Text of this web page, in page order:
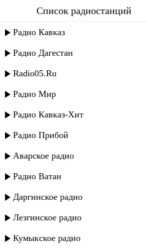
аслан кубутаев - агулар
Список радиостанций
Радио Кавказ
Радио Дагестан
Radio05.Ru
Радио Мир
Радио Кавказ-Хит
Радио Прибой
Аварское радио
Радио Ватан
Даргинское радио
Лезгинское радио
Кумыкское радио
Аслан Кубутаев - Агулар
Аслан Кубутаев - Чудесная ночь
Аслан Кубутаев - Любимая